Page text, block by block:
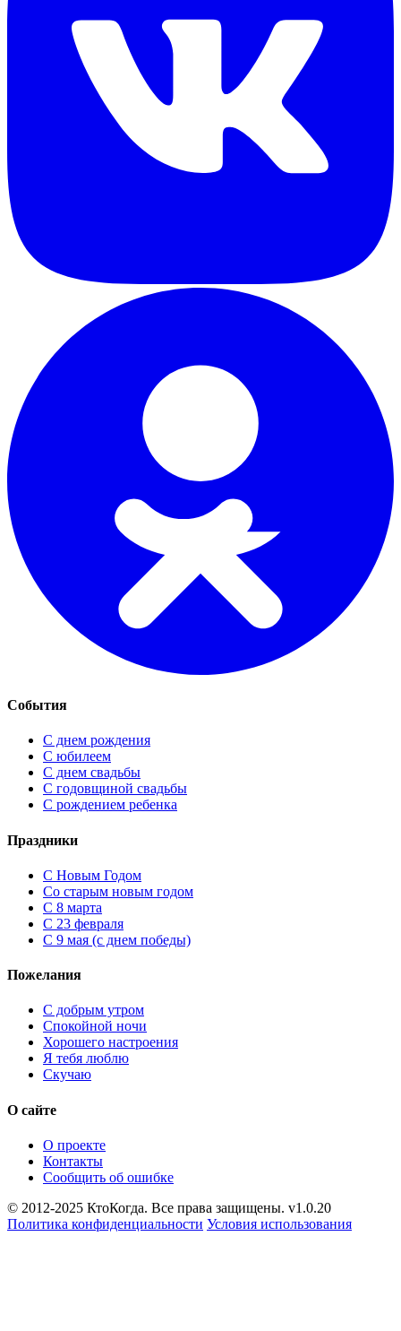
События
С днем рождения
С юбилеем
С днем свадьбы
С годовщиной свадьбы
С рождением ребенка
Праздники
C Новым Годом
Cо старым новым годом
С 8 марта
С 23 февраля
С 9 мая (с днем победы)
Пожелания
С добрым утром
Спокойной ночи
Хорошего настроения
Я тебя люблю
Скучаю
О сайте
О проекте
Контакты
Сообщить об ошибке
© 2012-2025 КтоКогда. Все права защищены. v1.0.20
Политика конфиденциальности Условия использования